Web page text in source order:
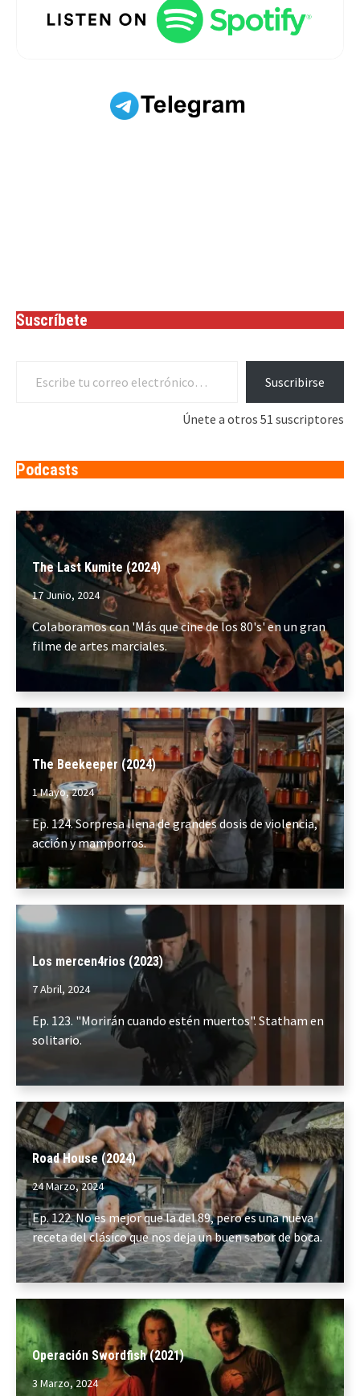
Suscríbete
Suscribirse
Únete a otros 51 suscriptores
Podcasts
The Last Kumite (2024)
17 Junio, 2024
Colaboramos con 'Más que cine de los 80's' en un gran
filme de artes marciales.
The Beekeeper (2024)
1 Mayo, 2024
Ep. 124. Sorpresa llena de grandes dosis de violencia,
acción y mamporros.
Los mercen4rios (2023)
7 Abril, 2024
Ep. 123. "Morirán cuando estén muertos". Statham en
solitario.
Road House (2024)
24 Marzo, 2024
Ep. 122. No es mejor que la del 89, pero es una nueva
receta del clásico que nos deja un buen sabor de boca.
Operación Swordfish (2021)
3 Marzo, 2024